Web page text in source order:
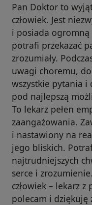
Pan Doktor to
człowiek. Jest
i posiada ogromną
potrafi przekazać
zrozumiały.
uwagi choremu,
wszystkie pytania i
pod najlepszą
To lekarz pełen
zaangażowania.
i nastawiony na
jego bliskich.
najtrudniejszych
serce i
człowiek – lekarz z
polecam i dziękuję